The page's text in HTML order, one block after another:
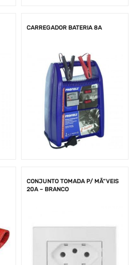
CARREGADOR BATERIA 8A
CONJUNTO TOMADA P/ MÃ“VEIS
20A – BRANCO